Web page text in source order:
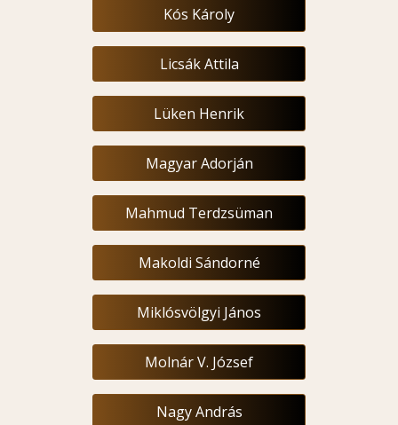
Kós Károly
Licsák Attila
Lüken Henrik
Magyar Adorján
Mahmud Terdzsüman
Makoldi Sándorné
Miklósvölgyi János
Molnár V. József
Nagy András